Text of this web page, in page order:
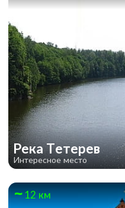
Река Тетерев
Интересное место
12 км